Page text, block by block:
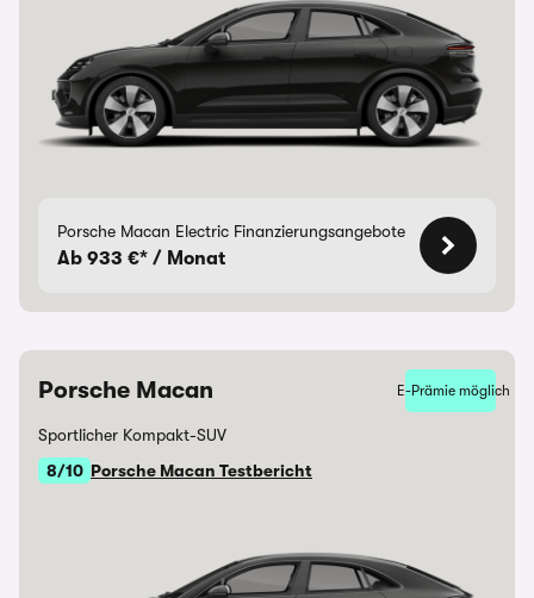
Porsche Macan Electric Finanzierungsangebote
Ab 933 €* / Monat
Porsche Macan E-Prämie möglich
Sportlicher Kompakt-SUV
8/10 Porsche Macan Testbericht